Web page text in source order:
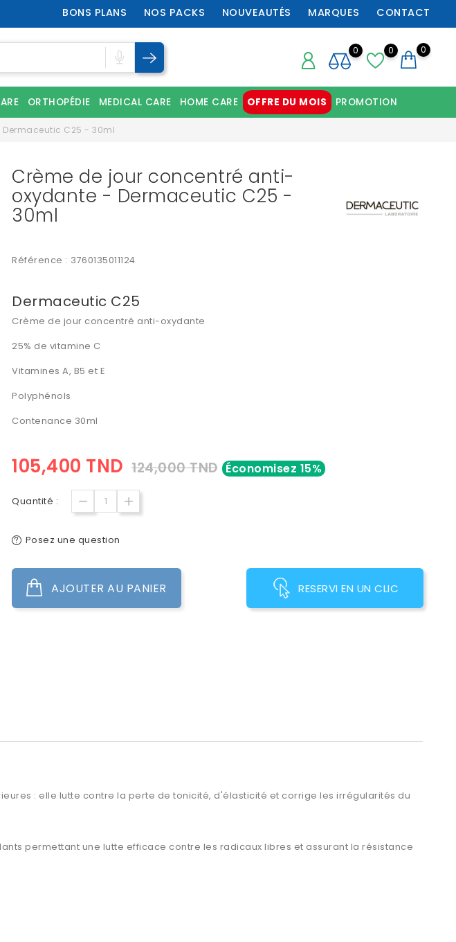
BONS PLANS NOS PACKS NOUVEAUTÉS MARQUES CONTACT
0 0
0
ORTHOPÉDIE MEDICAL CARE HOME CARE OFFRE DU MOIS PROMOTION
C25 - 30ml
Crème de jour concentré anti-
oxydante - Dermaceutic C25 -
30ml
Référence : 3760135011124
Dermaceutic C25
Crème de jour concentré anti-oxydante
25% de vitamine C
Vitamines A, B5 et E
Polyphénols
Contenance 30ml
105,400 TND 124,000 TND Économisez 15%
Quantité :
Posez une question
AJOUTER AU PANIER RESERVI EN UN CLIC
: elle lutte contre la perte de tonicité, d'élasticité et corrige les irrégularités du
permettant une lutte efficace contre les radicaux libres et assurant la résistance